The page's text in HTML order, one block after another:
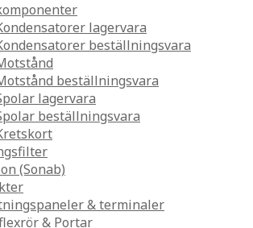
lagervara
beställningsvara
beställningsvara
lagervara
beställningsvara
(Sonab)
& terminaler
& Portar